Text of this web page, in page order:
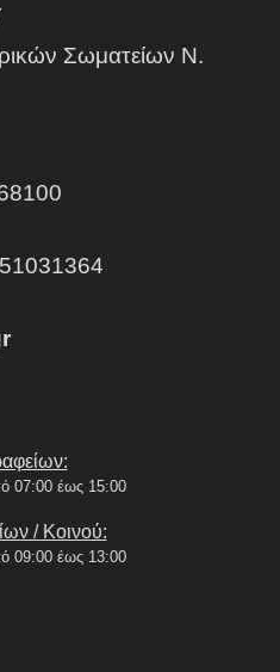
Σωματείων Ν.
07:00 έως 15:00
/ Κοινού:
09:00 έως 13:00